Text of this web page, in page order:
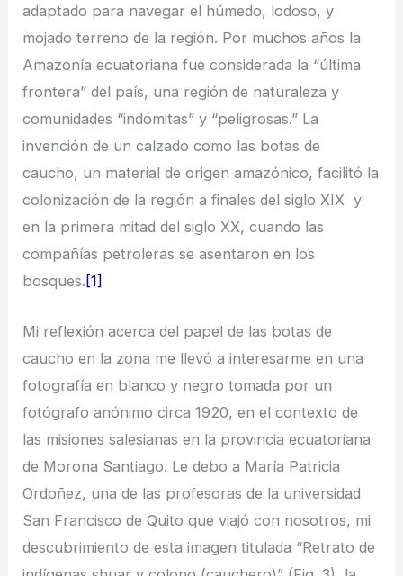
adaptado para navegar el húmedo, lodoso, y
mojado terreno de la región. Por muchos años la
Amazonía ecuatoriana fue considerada la “última
frontera” del país, una región de naturaleza y
comunidades “indómitas” y “peligrosas.” La
invención de un calzado como las botas de
caucho, un material de origen amazónico, facilitó la
colonización de la región a finales del siglo XIX y
en la primera mitad del siglo XX, cuando las
compañías petroleras se asentaron en los
bosques. [1]
Mi reflexión acerca del papel de las botas de
caucho en la zona me llevó a interesarme en una
fotografía en blanco y negro tomada por un
fotógrafo anónimo circa 1920, en el contexto de
las misiones salesianas en la provincia ecuatoriana
de Morona Santiago. Le debo a María Patricia
Ordoñez, una de las profesoras de la universidad
San Francisco de Quito que viajó con nosotros, mi
descubrimiento de esta imagen titulada “Retrato de